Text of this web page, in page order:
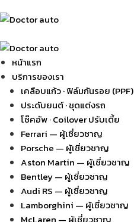
หน้าแรก
บริการของเรา
เคลือบแก้ว · ฟิล์มกันรอย (PPF)
ประดับยนต์ · ชุดแต่งรถ
โช๊คอัพ · Coilover ปรับเตี้ย
Ferrari — ผู้เชี่ยวชาญ
Porsche — ผู้เชี่ยวชาญ
Aston Martin — ผู้เชี่ยวชาญ
Bentley — ผู้เชี่ยวชาญ
Audi RS — ผู้เชี่ยวชาญ
Lamborghini — ผู้เชี่ยวชาญ